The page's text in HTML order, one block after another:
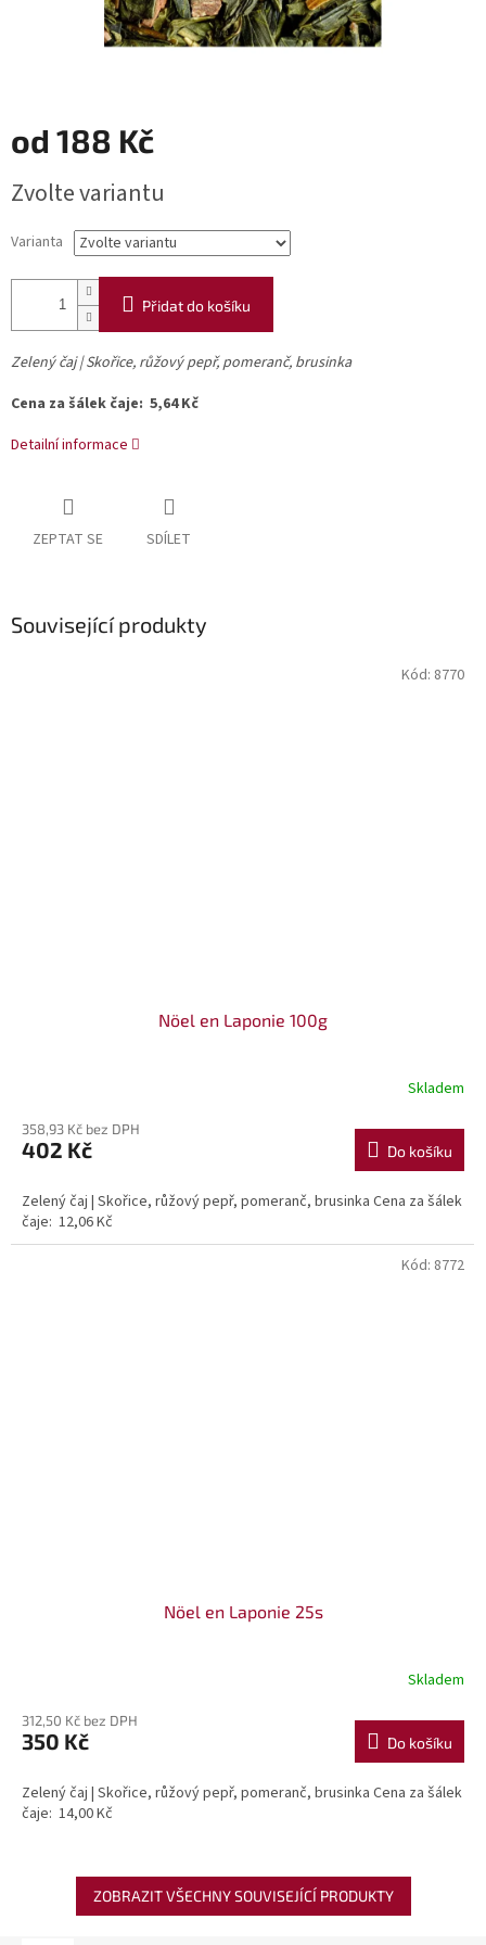
od 188 Kč
cena:
Zvolte variantu
Varianta
Přidat do košíku
Zelený čaj | Skořice, růžový pepř, pomeranč, brusinka
Cena za šálek čaje: 5,64 Kč
Detailní informace
ZEPTAT SE SDÍLET
Související produkty
Nöel en Laponie 100g
Skladem
358,93 Kč bez DPH
402 Kč Do košíku
Zelený čaj | Skořice, růžový pepř, pomeranč, brusinka Cena za šálek
čaje: 12,06 Kč
Kód: 8770
Nöel en Laponie 25s
Skladem
312,50 Kč bez DPH
350 Kč Do košíku
Zelený čaj | Skořice, růžový pepř, pomeranč, brusinka Cena za šálek
čaje: 14,00 Kč
Kód: 8772
ZOBRAZIT VŠECHNY SOUVISEJÍCÍ PRODUKTY